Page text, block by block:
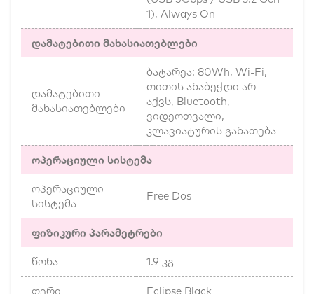
1), Always On
დამატებითი მახასიათებლები
დამატებითი
მახასიათებლები
ბატარეა: 80Wh, Wi-Fi,
თითის ანაბეჭდი არ
აქვს, Bluetooth,
ვიდეოთვალი,
კლავიატურის განათება
ოპერაციული სისტემა
ოპერაციული
სისტემა
Free Dos
ფიზიკური პარამეტრები
წონა 1.9 კგ
ფერი Eclipse Black